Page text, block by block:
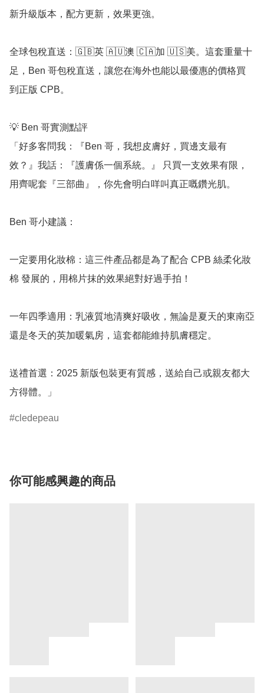
新升級版本，配方更新，效果更強。
全球包稅直送：🇬🇧英 🇦🇺澳 🇨🇦加 🇺🇸美。這套重量十
足，Ben 哥包稅直送，讓您在海外也能以最優惠的價格買
到正版 CPB。
💡 Ben 哥實測點評
「好多客問我：『Ben 哥，我想皮膚好，買邊支最有
效？』我話：『護膚係一個系統。』 只買一支效果有限，
用齊呢套『三部曲』，你先會明白咩叫真正嘅鑽光肌。
Ben 哥小建議：
一定要用化妝棉：這三件產品都是為了配合 CPB 絲柔化妝
棉 發展的，用棉片抹的效果絕對好過手拍！
一年四季適用：乳液質地清爽好吸收，無論是夏天的東南亞
還是冬天的英加暖氣房，這套都能維持肌膚穩定。
送禮首選：2025 新版包裝更有質感，送給自己或親友都大
方得體。」
cledepeau
你可能感興趣的商品